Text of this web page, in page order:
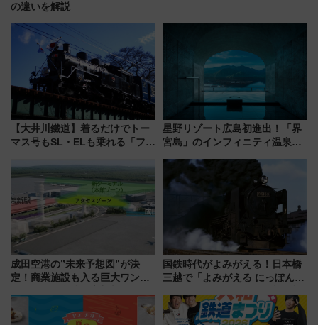
の違いを解説
【大井川鐵道】着るだけでトー
マス号もSL・ELも乗れる「フリ
受注販売
星野リゾート広島初進出！「界
宮島」のインフィニティ温泉と
宿泊料金・アクセスは？（2026
年7月23日開業）
成田空港の”未来予想図”が決
定！商業施設も入る巨大ワンタ
で新型特急が品川･羽田とを結
ぶ！ JR空港駅は2面3線化！
国鉄時代がよみがえる！日本橋
三越で「よみがえる にっぽんの
敬の名作写真も、駅弁フェスも
同時開催！